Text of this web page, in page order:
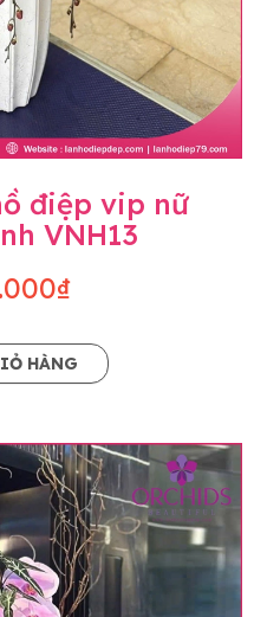
điệp vip nữ
VNH13
HÀNG